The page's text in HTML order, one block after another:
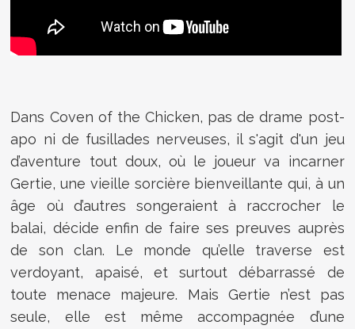
Dans Coven of the Chicken, pas de drame post-
apo ni de fusillades nerveuses, il s'agit d'un jeu
d’aventure tout doux, où le joueur va incarner
Gertie, une vieille sorcière bienveillante qui, à un
âge où d’autres songeraient à raccrocher le
balai, décide enfin de faire ses preuves auprès
de son clan. Le monde qu’elle traverse est
verdoyant, apaisé, et surtout débarrassé de
toute menace majeure. Mais Gertie n’est pas
seule, elle est même accompagnée d’une